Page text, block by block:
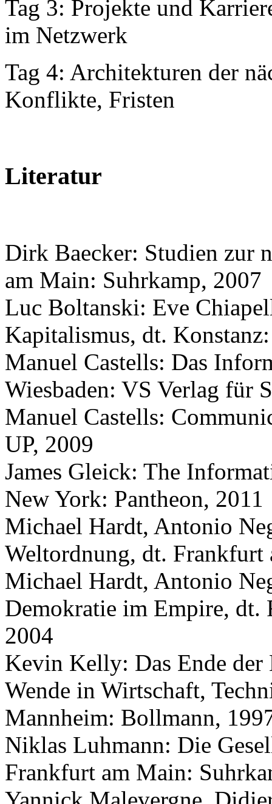
Tag 3: Projekte und
im Netzwerk
Tag 4: Architekturen der
Konflikte, Fristen
Literatur
Dirk Baecker: Studien zur
am Main: Suhrkamp, 2007
Luc Boltanski: Eve
Kapitalismus, dt.
Manuel Castells: Das
Wiesbaden: VS Verlag für
Manuel Castells:
UP, 2009
James Gleick: The
New York: Pantheon, 2011
Michael Hardt, Antonio
Weltordnung, dt. Frankfurt
Michael Hardt, Antonio
Demokratie im Empire, dt.
2004
Kevin Kelly: Das Ende
Wende in Wirtschaft,
Mannheim: Bollmann,
Niklas Luhmann: Die
Frankfurt am Main: